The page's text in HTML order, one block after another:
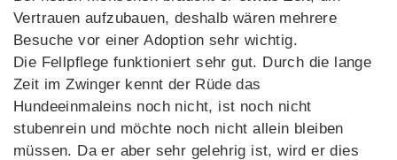
Vertrauen aufzubauen, deshalb wären mehrere
Besuche vor einer Adoption sehr wichtig.
Die Fellpflege funktioniert sehr gut. Durch die lange
Zeit im Zwinger kennt der Rüde das
Hundeeinmaleins noch nicht, ist noch nicht
stubenrein und möchte noch nicht allein bleiben
müssen. Da er aber sehr gelehrig ist, wird er dies